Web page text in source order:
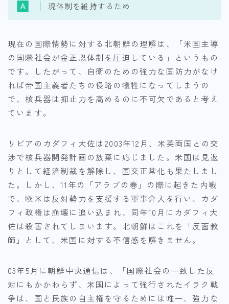
現体制を維持するため
現在の国際情勢に対する北朝鮮の理解は、「米国主導
の国際社会が金正恩体制を圧迫している」というもの
です。したがって、自衛のための強力な国防力がなけ
れば帝国主義者たちの侵略の犠牲になってしまうの
で、核兵器は抑止力を高めるのに不可欠であると考え
ています。
リビアのカダフィ大佐は2003年12月、米英両国との交
渉で核兵器開発計画の放棄に応じました。米国は見返
りとして経済制裁を解除し、国交正常化も果たしまし
た。しかし、11年の「アラブの春」の際に起きた内戦
で、欧米は反対勢力を支援する軍事介入を行い、カダ
フィ政権は崩壊に追い込まれ、同年10月にカダフィ大
佐は殺害されてしまいます。北朝鮮はこれを「反面教
師」として、米国に対する不信感を解きません。
03年5月に朝鮮中央通信は、「国際社会の一致した反
対にもかかわらず、米国によって強行されたイラク戦
争は、国と民族の自主権を守るためには唯一、強力な